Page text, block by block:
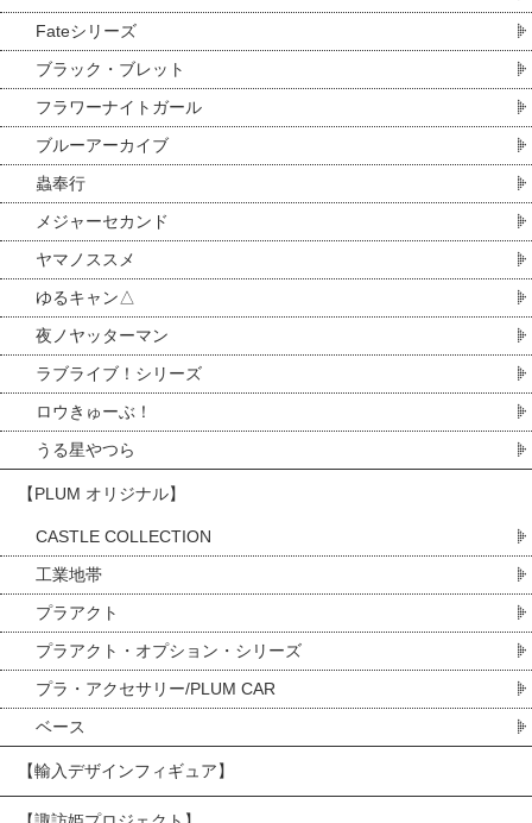
Fateシリーズ
ブラック・ブレット
フラワーナイトガール
ブルーアーカイブ
蟲奉行
メジャーセカンド
ヤマノススメ
ゆるキャン△
夜ノヤッターマン
ラブライブ！シリーズ
ロウきゅーぶ！
うる星やつら
【PLUM オリジナル】
CASTLE COLLECTION
工業地帯
プラアクト
プラアクト・オプション・シリーズ
プラ・アクセサリー/PLUM CAR
ベース
【輸入デザインフィギュア】